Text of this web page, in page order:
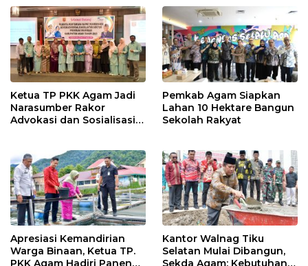
Ketua TP PKK Agam Jadi
Narasumber Rakor
Advokasi dan Sosialisasi
Pemkab Agam Siapkan
Lahan 10 Hektare Bangun
Sekolah Rakyat
Apresiasi Kemandirian
Warga Binaan, Ketua TP.
PKK Agam Hadiri Panen
Kantor Walnag Tiku
Selatan Mulai Dibangun,
Sekda Agam: Kebutuhan